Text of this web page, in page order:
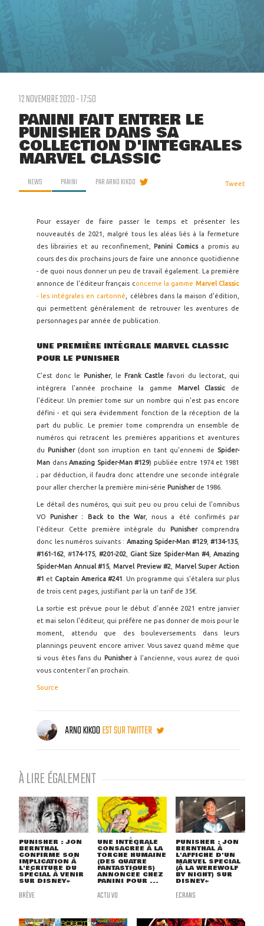
12 NOVEMBRE 2020 - 17:50
PANINI FAIT ENTRER LE
PUNISHER DANS SA
COLLECTION D'INTÉGRALES
MARVEL CLASSIC
NEWS PANINI PARARNO KIKOO Tweet
Pour essayer de faire passer le temps et présenter les
nouveautés de 2021, malgré tous les aléas liés à la fermeture
des librairies et au reconfinement, Panini Comics a promis au
cours des dix prochains jours de faire une annonce quotidienne
- de quoi nous donner un peu de travail également. La première
annonce de l'éditeur français concerne la gamme Marvel Classic
- les intégrales en cartonné
, célèbres dans la maison d'édition,
qui permettent généralement de retrouver les aventures de
personnages par année de publication.
UNE PREMIÈRE INTÉGRALE MARVEL CLASSIC
POUR LE PUNISHER
C'est donc le Punisher, le Frank Castle favori du lectorat, qui
intégrera l'année prochaine la gamme Marvel Classic de
l'éditeur. Un premier tome sur un nombre qui n'est pas encore
défini - et qui sera évidemment fonction de la réception de la
part du public. Le premier tome comprendra un ensemble de
numéros qui retracent les premières apparitions et aventures
du
Punisher (dont son irruption en tant qu'ennemi de Spider-
Man dansAmazing Spider-Man #129) publiée entre 1974 et 1981
; par déduction, il faudra donc attendre une seconde intégrale
pour aller chercher la première mini-série Punisher de 1986.
Le détail des numéros, qui suit peu ou prou celui de l'omnibus
VO
Punisher : Back to the War, nous a été confirmés par
l'éditeur. Cette première intégrale du
Punisher comprendra
donc les numéros suivants : Amazing Spider-Man #129, #134-135,
#161-162 , #174-175, #201-202, Giant Size Spider-Man #4,Amazing
Spider-Man Annual #15, Marvel Preview #2 Marvel Super Action
#1 et Captain America #241
. Un programme qui s'étalera sur plus
de trois cent pages, justifiant par là un tarif de 35€.
La sortie est prévue pour le début d'année 2021 entre janvier
et mai selon l'éditeur, qui préfère ne pas donner de mois pour le
moment, attendu que des bouleversements dans leurs
plannings peuvent encore arriver. Vous savez quand même que
si vous êtes fans du
Punisher à l'ancienne, vous aurez de quoi
vous contenter l'an prochain.
Source
ARNO KIKOOEST SUR TWITTER
À LIRE ÉGALEMENT
PUNISHER : JON
BERNTHAL
CONFIRME SON
IMPLICATION À
L'ÉCRITURE DU
SPÉCIAL À VENIR
SUR DISNEY+
BRÈVE
UNE INTÉGRALE
CONSACRÉE À LA
TORCHE HUMAINE
(DES QUATRE
FANTASTIQUES)
ANNONCÉE CHEZ
PANINI POUR ...
ACTU VO
PUNISHER : JON
BERNTHAL À
L'AFFICHE D'UN
MARVEL SPECIAL
(À LA WEREWOLF
BY NIGHT) SUR
DISNEY+
ECRANS